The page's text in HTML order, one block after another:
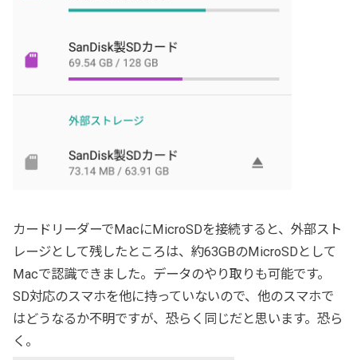
カードリーダーでMacにMicroSDを接続すると、外部スト
レージとして残したところは、約63GBのMicroSDとして
Macで認識できました。データのやり取りも可能です。
SD対応のスマホを他に持っていないので、他のスマホで
はどうなるか不明ですが、恐らく同じだと思います。恐ら
く。